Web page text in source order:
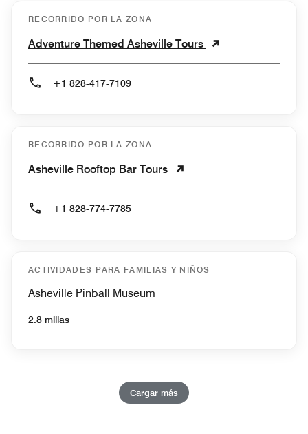
RECORRIDO POR LA ZONA
Adventure Themed Asheville Tours
+1 828-417-7109
RECORRIDO POR LA ZONA
Asheville Rooftop Bar Tours
+1 828-774-7785
ACTIVIDADES PARA FAMILIAS Y NIÑOS
Asheville Pinball Museum
2.8 millas
Cargar más